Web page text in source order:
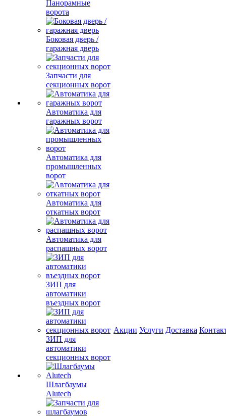
Панорамные
ворота
Боковая дверь /
гаражная дверь
Запчасти для
секционных ворот
Автоматика для
гаражных ворот
Автоматика для
промышленных
ворот
Автоматика для
откатных ворот
Автоматика для
распашных ворот
ЗИП для
автоматики
въездных ворот
ЗИП для
автоматики
секционных ворот
Шлагбаумы
Alutech
Акции Услуги Доставка